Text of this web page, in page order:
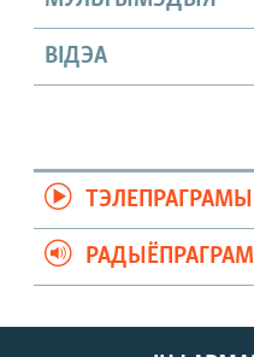
ВІДЭА
ТЭЛЕПРАГРАМЫ